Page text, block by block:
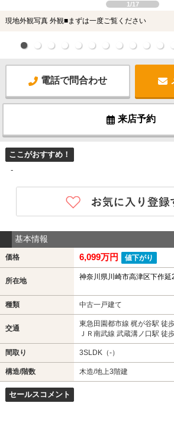
1/17
現地外観写真 外観■まずは一度ご覧ください
電話で問合わせ
来店予約
ここがおすすめ！
-
基本情報
価格 6,099万円 値下がり
所在地 神奈川県川崎市高津区下作延
種類 中古一戸建て
交通
東急田園都市線 梶が谷駅 徒
ＪＲ南武線 武蔵溝ノ口駅 徒
間取り 3SLDK（-）
構造/階数 木造/地上3階建
セールスコメント